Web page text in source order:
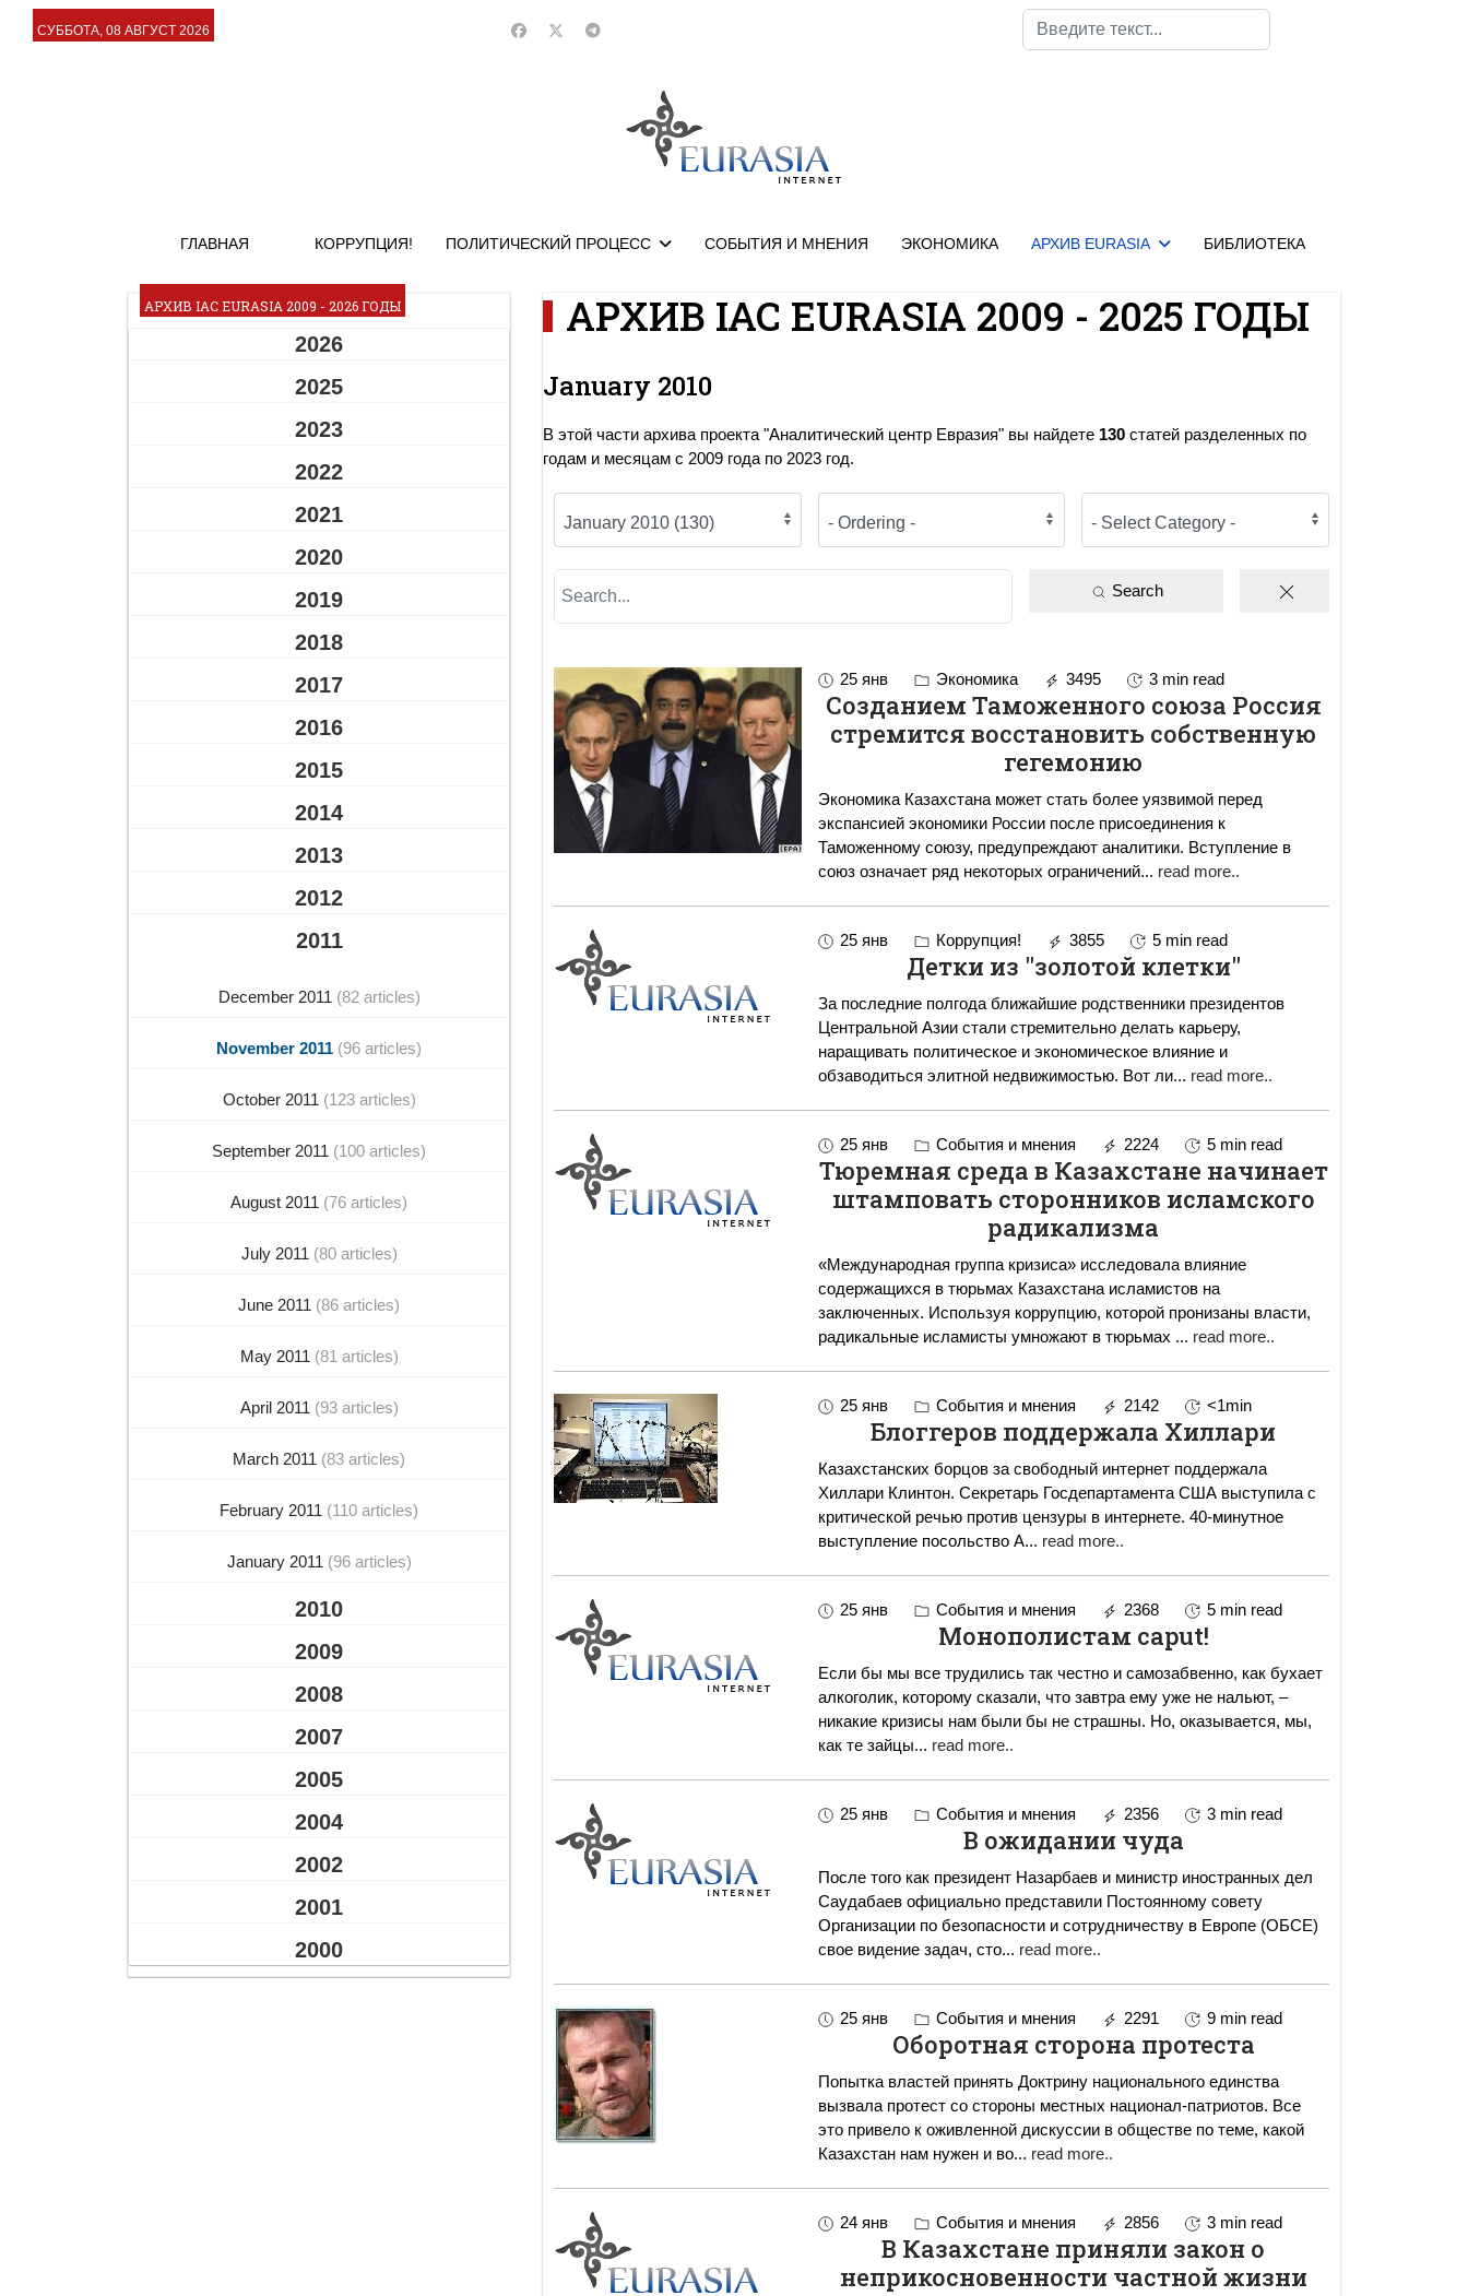
СУББОТА, 08 АВГУСТ 2026
Поиск
ГЛАВНАЯ КОРРУПЦИЯ! ПОЛИТИЧЕСКИЙ ПРОЦЕСС СОБЫТИЯ И МНЕНИЯ ЭКОНОМИКА АРХИВ EURASIA БИБЛИОТЕКА
АРХИВ IAC EURASIA 2009 - 2026 ГОДЫ
2026
2025
2023
2022
2021
2020
2019
2018
2017
2016
2015
2014
2013
2012
2011
December 2011 (82 articles)
November 2011 (96 articles)
October 2011 (123 articles)
September 2011 (100 articles)
August 2011 (76 articles)
July 2011 (80 articles)
June 2011 (86 articles)
May 2011 (81 articles)
April 2011 (93 articles)
March 2011 (83 articles)
February 2011 (110 articles)
January 2011 (96 articles)
2010
2009
2008
2007
2005
2004
2002
2001
2000
АРХИВ IAC EURASIA 2009 - 2025 ГОДЫ
January 2010
В этой части архива проекта "Аналитический центр Евразия" вы найдете 130 статей разделенных по
годам и месяцам с 2009 года по 2023 год.
Search
25 янв Экономика 3495 3 min read
Созданием Таможенного союза Россия
стремится восстановить собственную
гегемонию
Экономика Казахстана может стать более уязвимой перед
экспансией экономики России после присоединения к
Таможенному союзу, предупреждают аналитики. Вступление в
союз означает ряд некоторых ограничений... read more..
25 янв Коррупция! 3855 5 min read
Детки из "золотой клетки"
За последние полгода ближайшие родственники президентов
Центральной Азии стали стремительно делать карьеру,
наращивать политическое и экономическое влияние и
обзаводиться элитной недвижимостью. Вот ли... read more..
25 янв События и мнения 2224 5 min read
Тюремная среда в Казахстане начинает
штамповать сторонников исламского
радикализма
«Международная группа кризиса» исследовала влияние
содержащихся в тюрьмах Казахстана исламистов на
заключенных. Используя коррупцию, которой пронизаны власти,
радикальные исламисты умножают в тюрьмах ... read more..
25 янв События и мнения 2142 <1min
Блоггеров поддержала Хиллари
Казахстанских борцов за свободный интернет поддержала
Хиллари Клинтон. Секретарь Госдепартамента США выступила с
критической речью против цензуры в интернете. 40-минутное
выступление посольство А... read more..
25 янв События и мнения 2368 5 min read
Монополистам caput!
Если бы мы все трудились так честно и самозабвенно, как бухает
алкоголик, которому сказали, что завтра ему уже не нальют, –
никакие кризисы нам были бы не страшны. Но, оказывается, мы,
как те зайцы... read more..
25 янв События и мнения 2356 3 min read
В ожидании чуда
После того как президент Назарбаев и министр иностранных дел
Саудабаев официально представили Постоянному совету
Организации по безопасности и сотрудничеству в Европе (ОБСЕ)
свое видение задач, сто... read more..
25 янв События и мнения 2291 9 min read
Оборотная сторона протеста
Попытка властей принять Доктрину национального единства
вызвала протест со стороны местных национал-патриотов. Все
это привело к оживленной дискуссии в обществе по теме, какой
Казахстан нам нужен и во... read more..
24 янв События и мнения 2856 3 min read
В Казахстане приняли закон о
неприкосновенности частной жизни